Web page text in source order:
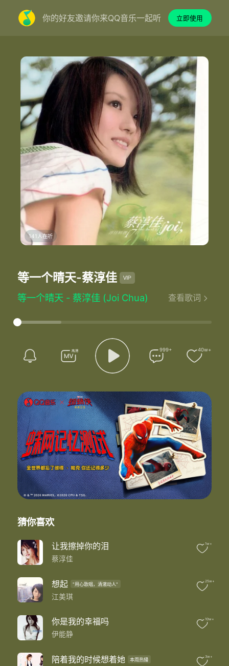
你的好友邀请你来QQ音乐一起听 立即使用
141人在听
等一个晴天-蔡淳佳
等一个晴天 - 蔡淳佳 (Joi Chua)
曲：Satoshi Takebe/Yo Hitoto
阳光中 风筝断了线
那是谁 忘了放风筝握紧一点
捡起了 那年的秋天
那是我 忘了将幸福握紧一点
感谢你最后的相约
等一个晴天 我们会再相见
你说了 风吹我就听见
笑着说再见 就一定会再见
心晴朗 就看得到永远
阳光在 抚摸我的脸
感觉到 你还在身边
那是秋 牵回忆的手温暖一点
我独自 散步在从前
阳光在 照亮你的脸
那是你 让离别可以晴朗一点
等一个晴天 我们会再相见
你说了 风吹我就听见
笑着说再见 就一定会再见
等一个晴天 我们会再相见
你说了 风吹我就听见
笑着说再见 就一定会再见
心晴朗 就看得到永远
因为很想念 每天都是晴天
心晴朗 就看到永远
你笑着 回到我面前
查看歌词
999+ 40w+
猜你喜欢
让我擦掉你的泪
蔡淳佳
1w+
想起 "用心歌唱，清澈动人"
江美琪
25w+
你是我的幸福吗
伊能静
10w+
陪着我的时候想着她 本周热播 3w+